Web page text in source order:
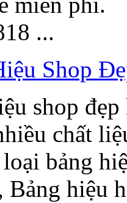
...
Shop
shop
chất
bảng
Bảng hiệu